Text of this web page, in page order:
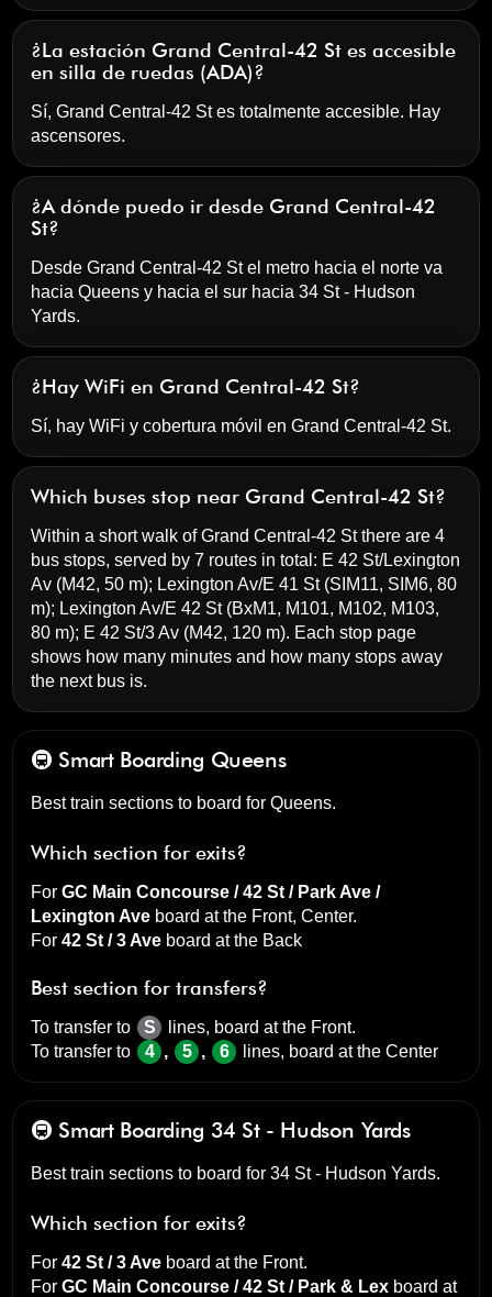
¿La estación Grand Central-42 St es accesible
en silla de ruedas (ADA)?
Sí, Grand Central-42 St es totalmente accesible. Hay
ascensores.
¿A dónde puedo ir desde Grand Central-42
St?
Desde Grand Central-42 St el metro hacia el norte va
hacia Queens y hacia el sur hacia 34 St - Hudson
Yards.
¿Hay WiFi en Grand Central-42 St?
Sí, hay WiFi y cobertura móvil en Grand Central-42 St.
Which buses stop near Grand Central-42 St?
Within a short walk of Grand Central-42 St there are 4
bus stops, served by 7 routes in total: E 42 St/Lexington
Av (M42, 50 m); Lexington Av/E 41 St(SIM11, SIM6, 80
m); Lexington Av/E 42 St(BxM1, M101, M102, M103,
80 m); E 42 St/3 Av (M42, 120 m). Each stop page
shows how many minutes and how many stops away
the next bus is.
🚇 Smart Boarding Queens
Best train sections to board for Queens.
Which section for exits?
ForGC Main Concourse / 42 St / Park Ave /
Lexington Ave board at the Front, Center.
For42 St / 3 Ave board at the Back
Best section for transfers?
To transfer to S lines, board at the Front.
To transfer to
4 , 5 , 6 lines, board at theCenter
🚇 Smart Boarding 34 St - Hudson Yards
Best train sections to board for 34 St - Hudson Yards.
Which section for exits?
For42 St / 3 Ave board at the Front.
ForGC Main Concourse / 42 St / Park & Lex board at